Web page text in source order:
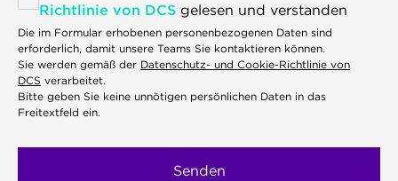
Richtlinie von DCS gelesen und verstanden
Die im Formular erhobenen personenbezogenen Daten sind
erforderlich, damit unsere Teams Sie kontaktieren können.
Sie werden gemäß der Datenschutz- und Cookie-Richtlinie von
DCS verarbeitet.
Bitte geben Sie keine unnötigen persönlichen Daten in das
Freitextfeld ein.